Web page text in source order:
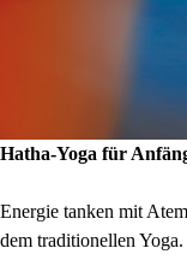
Hatha-Yoga für
Energie tanken mit
dem traditionellen Yoga.